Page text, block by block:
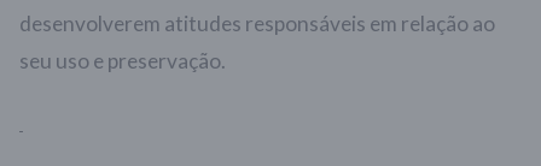
desenvolverem atitudes responsáveis em relação ao
seu uso e preservação.